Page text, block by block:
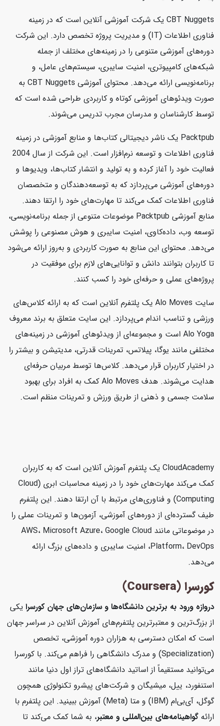
CBT Nuggets یک شرکت آموزشی آنلاین است که در زمینه
فناوری اطلاعات (IT) و مدیریت پروژه تخصص دارد. این شرکت
دوره‌های آموزشی متنوعی را در زمینه‌های مختلف از جمله
شبکه‌های کامپیوتری، امنیت سایبری، سیستم‌های عامل، و
برنامه‌نویسی ارائه می‌دهد. محتوای آموزشی CBT Nuggets به
صورت ویدئوهای آموزشی کوتاه و کاربردی طراحی شده است که
توسط کارشناسان و مدرسان مجرب تدریس می‌شوند.
Packtpub یک ناشر دیجیتالی کتاب‌ها و منابع آموزشی در زمینه
فناوری اطلاعات و توسعه نرم‌افزار است. این شرکت از سال 2004
فعالیت خود را آغاز کرده و به تولید و انتشار کتاب‌ها، ویدیوها و
دوره‌های آموزشی می‌پردازد که به توسعه‌دهندگان و متخصصان
فناوری اطلاعات کمک می‌کند تا مهارت‌های خود را ارتقا دهند.
منابع آموزشی Packtpub موضوعات متنوعی از جمله برنامه‌نویسی،
توسعه وب، داده‌کاوی، امنیت سایبری و هوش مصنوعی را پوشش
می‌دهد. محتوای این منابع به صورت کاربردی و به‌روز ارائه می‌شود
تا کاربران بتوانند دانش و توانایی‌های لازم برای موفقیت در
پروژه‌های عملی و حرفه‌ای خود را کسب کنند.
سایت Alo Moves یک پلتفرم آنلاین است که به ارائه کلاس‌های
ورزشی و تناسب اندام می‌پردازد. این سایت متعلق به برند معروف
Alo Yoga است و مجموعه‌ای از ویدئوهای آموزشی در زمینه‌های
مختلفی مانند یوگا، پیلاتس، تمرینات قدرتی، مدیتیشن و بیشتر را
در اختیار کاربران قرار می‌دهد. کلاس‌ها توسط مربیان حرفه‌ای
هدایت می‌شوند. هدف Alo Moves کمک به افراد برای بهبود
سلامت جسمی و ذهنی از طریق ورزش و تمرینات منظم است.
CloudAcademy یک پلتفرم آموزش آنلاین است که به کاربران
کمک می‌کند مهارت‌های خود را در زمینه محاسبات ابری (Cloud
Computing) و فناوری‌های مرتبط با آن ارتقا دهند. این پلتفرم
طیف گسترده‌ای از دوره‌های آموزشی، آزمون‌ها و تمرینات عملی را
در موضوعاتی مانند AWS، Microsoft Azure، Google Cloud
Platform، DevOps، امنیت سایبری و داده‌های بزرگ ارائه
می‌دهد.
کورسرا (Coursera)
دروازه ورود به برترین دانشگاه‌ها و سازمان‌های جهان کورسرایکی
از بزرگ‌ترین و معتبرترین پلتفرم‌های آموزش آنلاین در سراسر جهان
است که امکان دسترسی به هزاران دوره آموزشی، تخصص
(Specialization) و مدرک دانشگاهی را فراهم می‌کند. با کورسرا
می‌توانید مستقیماً از اساتید دانشگاه‌های تراز اول دنیا مانند
استنفورد، ییل، میشیگان و شرکت‌های پیشرو تکنولوژی همچون
گوگل، آی‌بی‌ام (IBM) و متا (Meta) آموزش ببینید. این پلتفرم با
ارائهگواهینامه‌های بین‌المللی و معتبر، به شما کمک می‌کند تا